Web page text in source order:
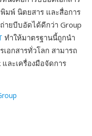
พ์ นิตยสาร และสื่อการ
ยบีบอัดได้ดีกว่า Group
ทำให้มาตรฐานนี้ถูกนำ
อกสารทั่วโลก สามารถ
และเครื่องมือจัดการ